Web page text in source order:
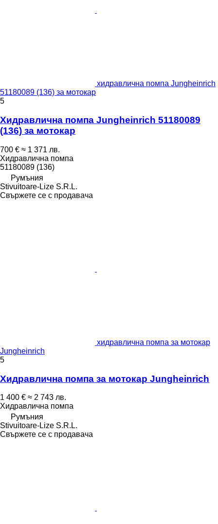
хидравлична помпа Jungheinrich
51180089 (136) за мотокар
5
Хидравлична помпа Jungheinrich 51180089
(136) за мотокар
700 € ≈ 1 371 лв.
Хидравлична помпа
51180089 (136)
Румъния
Stivuitoare-Lize S.R.L.
Свържете се с продавача
хидравлична помпа за мотокар
Jungheinrich
5
Хидравлична помпа за мотокар Jungheinrich
1 400 € ≈ 2 743 лв.
Хидравлична помпа
Румъния
Stivuitoare-Lize S.R.L.
Свържете се с продавача